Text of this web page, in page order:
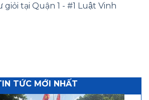
giỏi tại Quận 1 - #1 Luật Vinh
TỨC MỚI NHẤT